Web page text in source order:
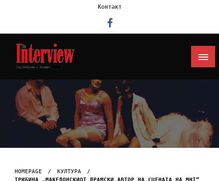
Контакт
Интервју
HOMEPAGE
КУЛТУРА
ТРИБИНА „МАКЕДОНСКИОТ ДРАМСКИ АВТОР НА СЦЕНАТА НА МНТ“